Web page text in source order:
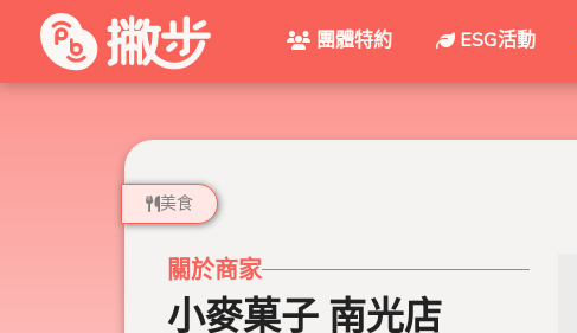
團體特約 ESG活動
美食
關於商家
小麥菓子 南光店